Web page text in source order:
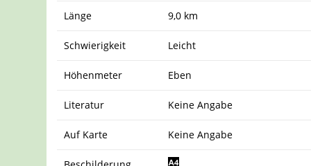
Länge 9,0 km
Schwierigkeit Leicht
Höhenmeter Eben
Literatur Keine Angabe
Auf Karte Keine Angabe